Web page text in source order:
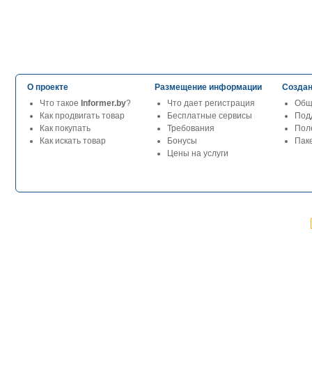
О проекте
Что такое Informer.by?
Как продвигать товар
Как покупать
Как искать товар
Размещение информации
Что дает регистрация
Бесплатные сервисы
Требования
Бонусы
Цены на услуги